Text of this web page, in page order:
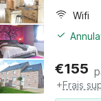
Wifi
€155
+Frais